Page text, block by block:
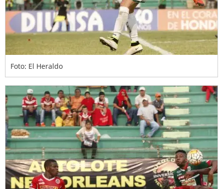
Foto: El Heraldo